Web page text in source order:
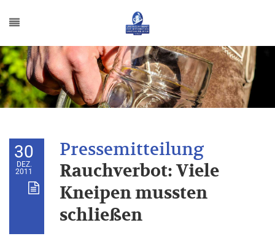
30
DEZ.
2011
Rauchverbot: Viele
Kneipen mussten
schließen